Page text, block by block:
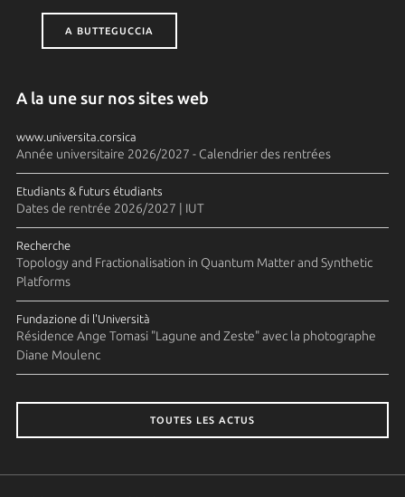
A BUTTEGUCCIA
A la une sur nos sites web
www.universita.corsica
Année universitaire 2026/2027 - Calendrier des rentrées
Etudiants & futurs étudiants
Dates de rentrée 2026/2027 | IUT
Recherche
Topology and Fractionalisation in Quantum Matter and Synthetic
Platforms
Fundazione di l'Università
Résidence Ange Tomasi "Lagune and Zeste" avec la photographe
Diane Moulenc
TOUTES LES ACTUS